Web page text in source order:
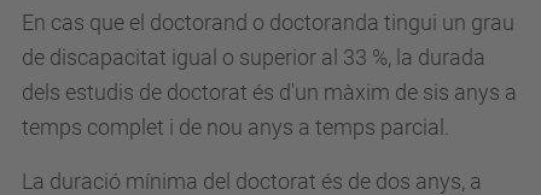
En cas que el doctorand o doctoranda tingui un grau
de discapacitat igual o superior al 33 %, la durada
dels estudis de doctorat és d'un màxim de sis anys a
temps complet i de nou anys a temps parcial.
La duració mínima del doctorat és de dos anys, a